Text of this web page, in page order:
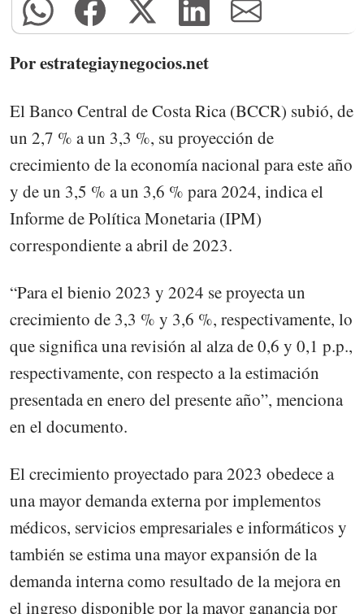
Por estrategiaynegocios.net
El Banco Central de Costa Rica (BCCR) subió, de
un 2,7 % a un 3,3 %, su proyección de
crecimiento de la economía nacional para este año
y de un 3,5 % a un 3,6 % para 2024, indica el
Informe de Política Monetaria (IPM)
correspondiente a abril de 2023.
“Para el bienio 2023 y 2024 se proyecta un
crecimiento de 3,3 % y 3,6 %, respectivamente, lo
que significa una revisión al alza de 0,6 y 0,1 p.p.,
respectivamente, con respecto a la estimación
presentada en enero del presente año”, menciona
en el documento.
El crecimiento proyectado para 2023 obedece a
una mayor demanda externa por implementos
médicos, servicios empresariales e informáticos y
también se estima una mayor expansión de la
demanda interna como resultado de la mejora en
el ingreso disponible por la mayor ganancia por